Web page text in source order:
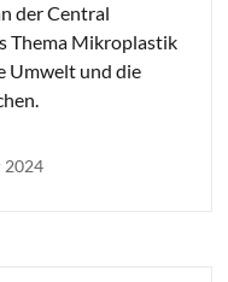
der Central
Thema Mikroplastik
Umwelt und die
2024